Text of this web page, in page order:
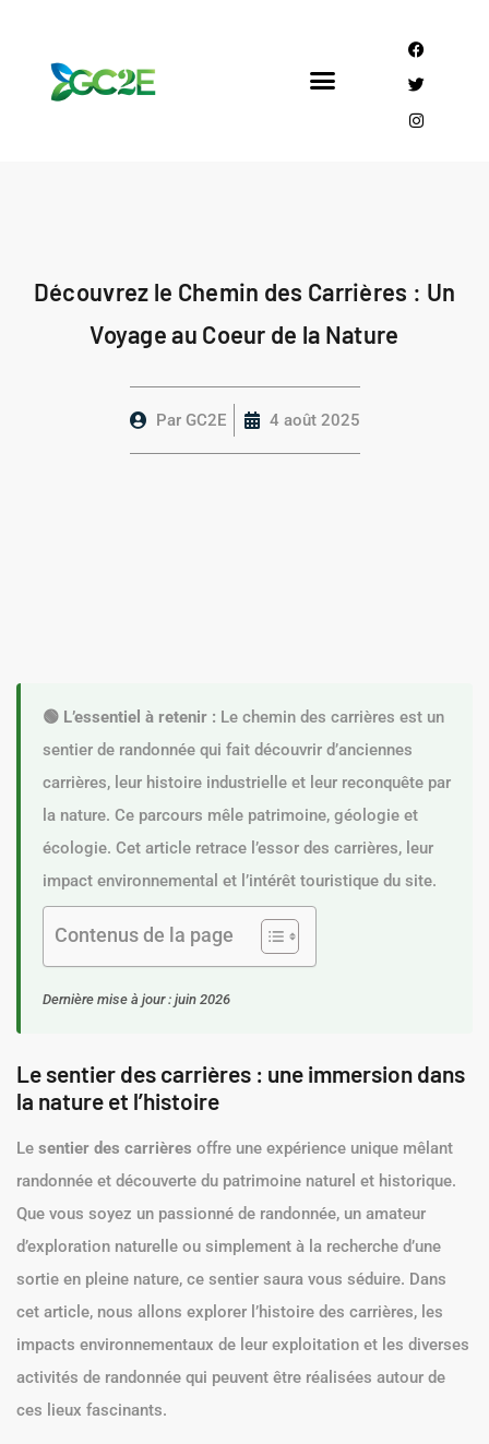
Découvrez le Chemin des Carrières : Un
Voyage au Coeur de la Nature
ParGC2E 4 août 2025
🟢 L’essentiel à retenir : Le chemin des carrières est un
sentier de randonnée qui fait découvrir d’anciennes
carrières, leur histoire industrielle et leur reconquête par
la nature. Ce parcours mêle patrimoine, géologie et
écologie. Cet article retrace l’essor des carrières, leur
impact environnemental et l’intérêt touristique du site.
Contenus de la page
Dernière mise à jour : juin 2026
Le sentier des carrières : une immersion dans
la nature et l’histoire
Le sentier des carrières offre une expérience unique mêlant
randonnée et découverte du patrimoine naturel et historique.
Que vous soyez un passionné de randonnée, un amateur
d’exploration naturelle ou simplement à la recherche d’une
sortie en pleine nature, ce sentier saura vous séduire. Dans
cet article, nous allons explorer l’histoire des carrières, les
impacts environnementaux de leur exploitation et les diverses
activités de randonnée qui peuvent être réalisées autour de
ces lieux fascinants.